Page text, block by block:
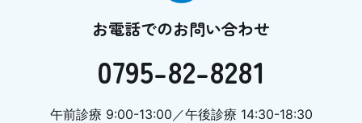
お電話でのお問い合わせ
0795-82-8281
午前診療 9:00-13:00／午後診療 14:30-18:30